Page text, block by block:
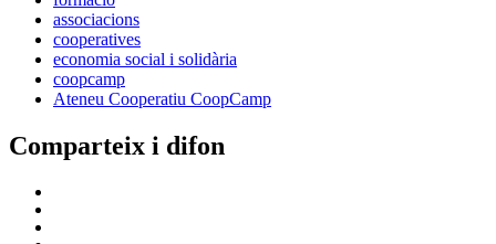
associacions
cooperatives
economia social i solidària
coopcamp
Ateneu Cooperatiu CoopCamp
Comparteix i difon